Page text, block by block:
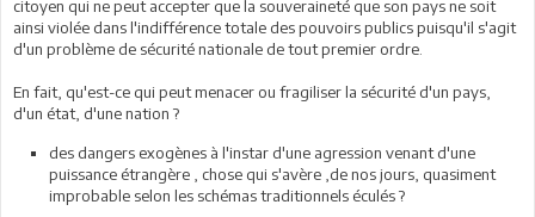
citoyen qui ne peut accepter que la souveraineté que son pays ne soit
ainsi violée dans l'indifférence totale des pouvoirs publics puisqu'il s'agit
d'un problème de sécurité nationale de tout premier ordre.
En fait, qu'est-ce qui peut menacer ou fragiliser la sécurité d'un pays,
d'un état, d'une nation ?
des dangers exogènes à l'instar d'une agression venant d'une
puissance étrangère , chose qui s'avère ,de nos jours, quasiment
improbable selon les schémas traditionnels éculés ?